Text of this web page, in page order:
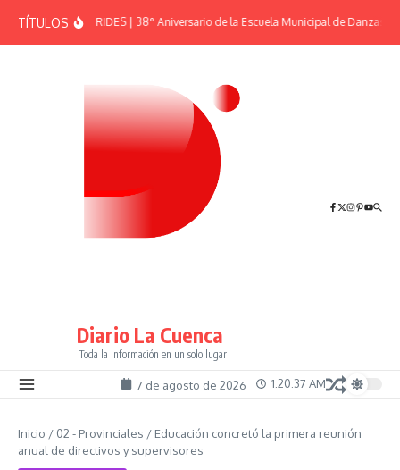
TÍTULOSEFEMÉRIDES | 38° Aniversario de la Escuela Municipal de Danzas “El
Diario La Cuenca
Toda la Información en un solo lugar
7 de agosto de 2026 1:20:38 AM
Inicio / 02 - Provinciales / Educación concretó la primera reunión
anual de directivos y supervisores